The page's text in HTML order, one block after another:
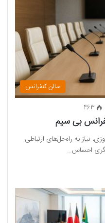
سالن کنفرانس
463
نیاز به راه‌حل‌های ارتباطی
احساس…